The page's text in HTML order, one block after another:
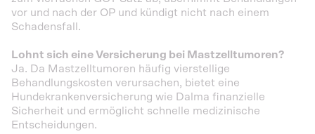
vor und nach der OP und kündigt nicht nach einem
Schadensfall.
Lohnt sich eine Versicherung bei Mastzelltumoren?
Ja. Da Mastzelltumoren häufig vierstellige
Behandlungskosten verursachen, bietet eine
Hundekrankenversicherung wie Dalma finanzielle
Sicherheit und ermöglicht schnelle medizinische
Entscheidungen.